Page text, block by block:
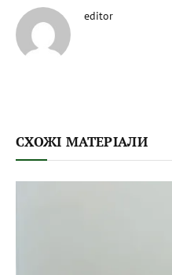
editor
СХОЖІ МАТЕРІАЛИ